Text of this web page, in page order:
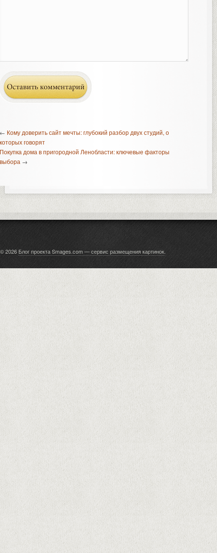
Кому доверить сайт мечты: глубокий разбор двух студий, о
говорят
дома в пригородной Ленобласти: ключевые факторы
→
© 2026 Блог проекта Smages.com — сервис размещения картинок.